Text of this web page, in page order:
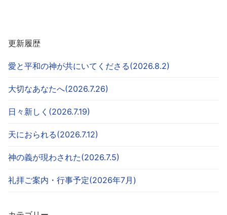
更新履歴
愛と平和の神が共にいてくださる(2026.8.2)
大切なあなたへ(2026.7.26)
日々新しく(2026.7.19)
天におられる(2026.7.12)
神の義が現わされた(2026.7.5)
礼拝ご案内・行事予定(2026年7月)